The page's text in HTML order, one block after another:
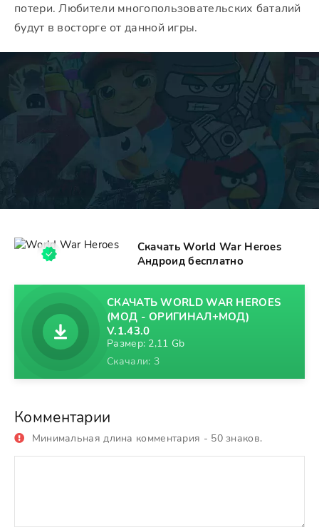
потери. Любители многопользовательских баталий
будут в восторге от данной игры.
Скачать World War Heroes
Андроид бесплатно
СКАЧАТЬ WORLD WAR HEROES
(МОД - ОРИГИНАЛ+МОД)
V.1.43.0
Размер: 2,11 Gb
Скачали: 3
Комментарии
Минимальная длина комментария - 50 знаков.